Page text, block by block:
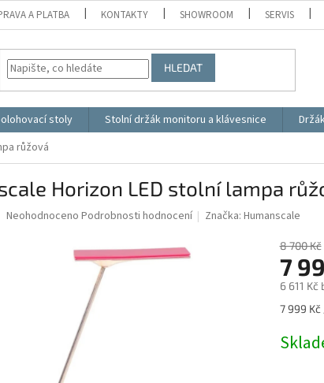
A PLATBA KONTAKTY SHOWROOM SERVIS
HLEDAT
stoly Stolní držák monitoru a klávesnice
růžová
Horizon LED stolní lampa
Průměrné
Neohodnoceno Podrobnosti hodnocení Značka:Humanscale
8 700 Kč
7
6 611 Kč
Měrná
7 999 Kč